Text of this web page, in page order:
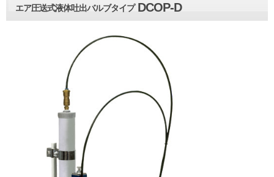
エア圧送式液体吐出バルブタイプ DCOP-D